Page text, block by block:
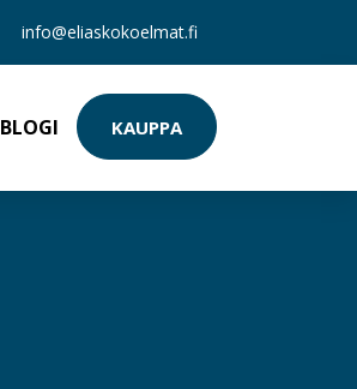
info@eliaskokoelmat.fi
BLOGI KAUPPA